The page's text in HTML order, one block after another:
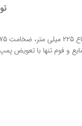
و فوم تنها با تعویض